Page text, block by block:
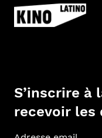
S’inscrire à
recevoir les